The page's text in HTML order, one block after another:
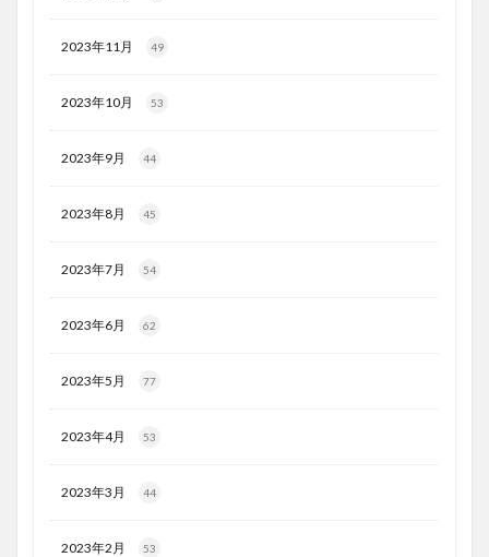
2023年11月 49
2023年10月 53
2023年9月 44
2023年8月 45
2023年7月 54
2023年6月 62
2023年5月 77
2023年4月 53
2023年3月 44
2023年2月 53